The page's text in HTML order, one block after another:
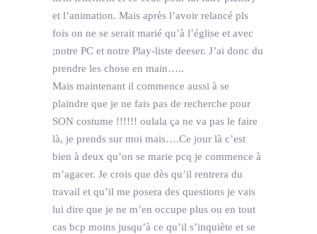
et l’animation. Mais après l’avoir relancé pls
fois on ne se serait marié qu’à l’église et avec
;notre PC et notre Play-liste deeser. J’ai donc du
prendre les chose en main…..
Mais maintenant il commence aussi à se
plaindre que je ne fais pas de recherche pour
SON costume !!!!!! oulala ça ne va pas le faire
là, je prends sur moi mais….Ce jour là c’est
bien à deux qu’on se marie pcq je commence à
m’agacer. Je crois que dès qu’il rentrera du
travail et qu’il me posera des questions je vais
lui dire que je ne m’en occupe plus ou en tout
cas bcp moins jusqu’à ce qu’il s’inquiète et se